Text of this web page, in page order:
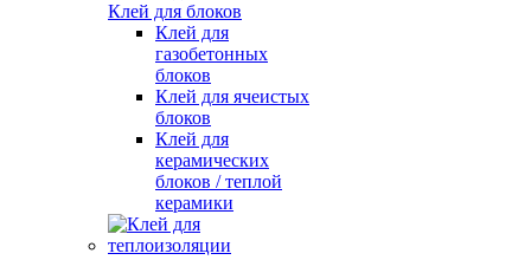
Клей для блоков
Клей для
газобетонных
блоков
Клей для ячеистых
блоков
Клей для
керамических
блоков / теплой
керамики